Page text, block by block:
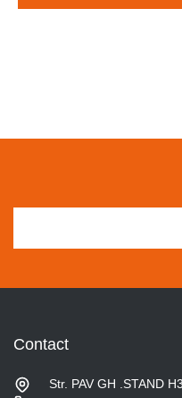
Contact
Str. PAV GH .STAND